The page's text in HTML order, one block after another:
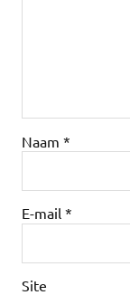
Naam *
E-mail *
Site